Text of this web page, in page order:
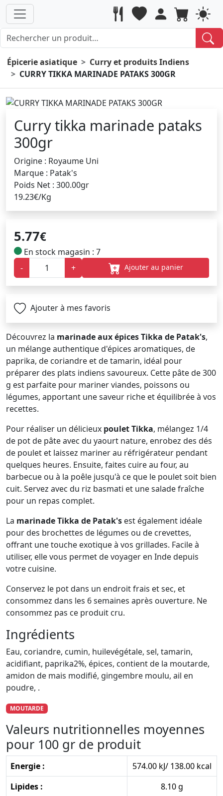
Épicerie asiatique
Curry et produits Indiens
CURRY TIKKA MARINADE PATAKS 300GR
Curry tikka marinade pataks
300gr
Origine : Royaume Uni
Marque : Patak's
Poids Net : 300.00gr
19.23€/Kg
5.77€
En stock magasin : 7
-
+ Ajouter au panier
Ajouter à mes favoris
Découvrez la marinade aux épices Tikka de Patak's,
un mélange authentique d'épices aromatiques, de
paprika, de coriandre et de tamarin, idéal pour
préparer des plats indiens savoureux. Cette pâte de 300
g est parfaite pour mariner viandes, poissons ou
légumes, apportant une saveur riche et équilibrée à vos
recettes.
Pour réaliser un délicieux poulet Tikka, mélangez 1/4
de pot de pâte avec du yaourt nature, enrobez des dés
de poulet et laissez mariner au réfrigérateur pendant
quelques heures. Ensuite, faites cuire au four, au
barbecue ou à la poêle jusqu'à ce que le poulet soit bien
cuit. Servez avec du riz basmati et une salade fraîche
pour un repas complet.
La marinade Tikka de Patak's est également idéale
pour des brochettes de légumes ou de crevettes,
offrant une touche exotique à vos grillades. Facile à
utiliser, elle vous permet de voyager en Inde depuis
votre cuisine.
Conservez le pot dans un endroit frais et sec, et
consommez dans les 6 semaines après ouverture. Ne
consommez pas ce produit cru.
Ingrédients
Eau, coriandre, cumin, huilevégétale, sel, tamarin,
acidifiant, paprika2%, épices, contient de la moutarde,
amidon de mais modifié, gingembre moulu, ail en
poudre, .
MOUTARDE
Valeurs nutritionnelles moyennes
pour 100 gr de produit
Energie :
574.00 kJ/ 138.00 kcal
Lipides :
8.10 g